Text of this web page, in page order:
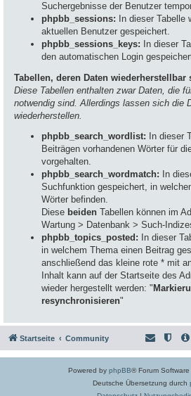
Suchergebnisse der Benutzer
phpbb_sessions: In dieser Tabelle
aktuellen Benutzer gespeichert.
phpbb_sessions_keys: In dieser
den automatischen Login
Tabellen, deren Daten wiederherstellbar
Diese Tabellen enthalten zwar Daten, die
notwendig sind. Allerdings lassen sich die
wiederherstellen.
phpbb_search_wordlist: In dieser
Beiträgen vorhandenen Wörter für
vorgehalten.
phpbb_search_wordmatch: In
Suchfunktion gespeichert, in
Wörter befinden.
Diese beiden Tabellen können im
Wartung > Datenbank > Such-
phpbb_topics_posted: In dieser
in welchem Thema einen Beitrag
anschließend das kleine rote * mit
Inhalt kann auf der Startseite des
wieder hergestellt werden: "
resynchronisieren"
Startseite Community
Powered by phpBB® Forum
Deutsche Übersetzung durch